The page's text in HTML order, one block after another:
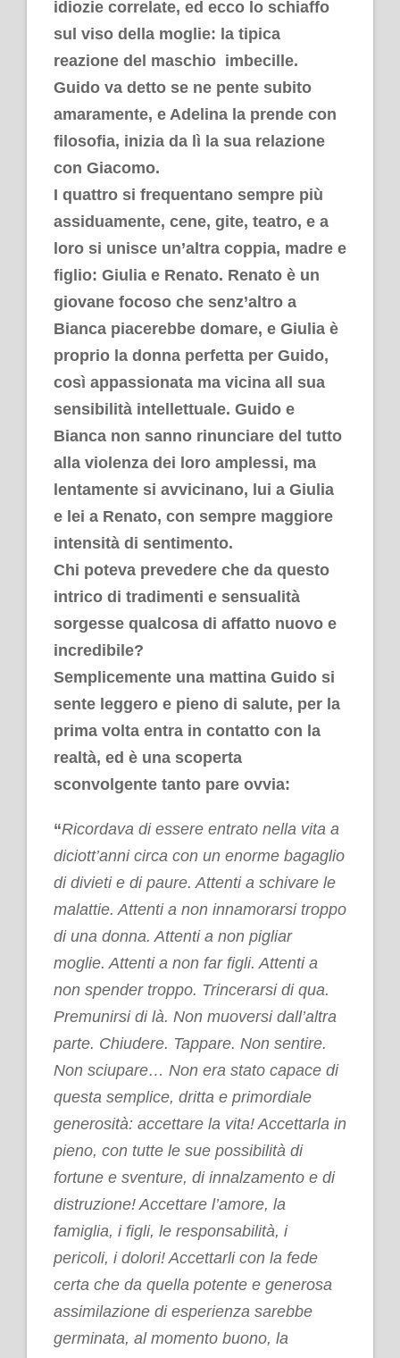
idiozie correlate, ed ecco lo schiaffo
sul viso della moglie: la tipica
reazione del maschio imbecille.
Guido va detto se ne pente subito
amaramente, e Adelina la prende con
filosofia, inizia da lì la sua relazione
con Giacomo.
I quattro si frequentano sempre più
assiduamente, cene, gite, teatro, e a
loro si unisce un’altra coppia, madre e
figlio: Giulia e Renato. Renato è un
giovane focoso che senz’altro a
Bianca piacerebbe domare, e Giulia è
proprio la donna perfetta per Guido,
così appassionata ma vicina all sua
sensibilità intellettuale. Guido e
Bianca non sanno rinunciare del tutto
alla violenza dei loro amplessi, ma
lentamente si avvicinano, lui a Giulia
e lei a Renato, con sempre maggiore
intensità di sentimento.
Chi poteva prevedere che da questo
intrico di tradimenti e sensualità
sorgesse qualcosa di affatto nuovo e
incredibile?
Semplicemente una mattina Guido si
sente leggero e pieno di salute, per la
prima volta entra in contatto con la
realtà, ed è una scoperta
sconvolgente tanto pare ovvia:
“Ricordava di essere entrato nella vita a
diciott’anni circa con un enorme bagaglio
di divieti e di paure. Attenti a schivare le
malattie. Attenti a non innamorarsi troppo
di una donna. Attenti a non pigliar
moglie. Attenti a non far figli. Attenti a
non spender troppo. Trincerarsi di qua.
Premunirsi di là. Non muoversi dall’altra
parte. Chiudere. Tappare. Non sentire.
Non sciupare… Non era stato capace di
questa semplice, dritta e primordiale
generosità: accettare la vita! Accettarla in
pieno, con tutte le sue possibilità di
fortune e sventure, di innalzamento e di
distruzione! Accettare l’amore, la
famiglia, i figli, le responsabilità, i
pericoli, i dolori! Accettarli con la fede
certa che da quella potente e generosa
assimilazione di esperienza sarebbe
germinata, al momento buono, la